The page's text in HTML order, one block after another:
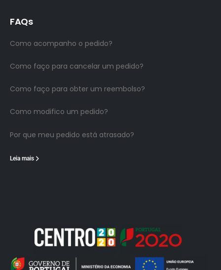
FAQs
Como acompanho o pedido?
Como faço para cancelar um pedido?
Como faço para obter um reembolso?
Como modifico um pedido?
Por que meu pedido está atrasado?
Leia mais